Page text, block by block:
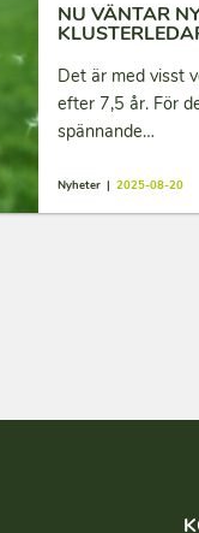
NU VÄNTAR
Det är med visst
efter 7,5 år. För
spännande…
Nyheter | 2025-08-20